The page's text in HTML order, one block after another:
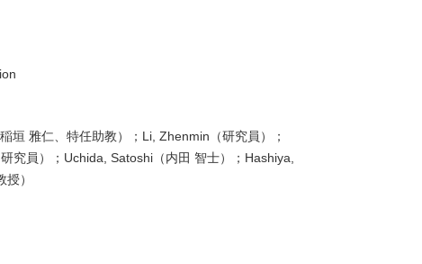
垣 雅仁、特任助教）；Li, Zhenmin（研究員）；
究員）；Uchida, Satoshi（内田 智士）；Hashiya,
）